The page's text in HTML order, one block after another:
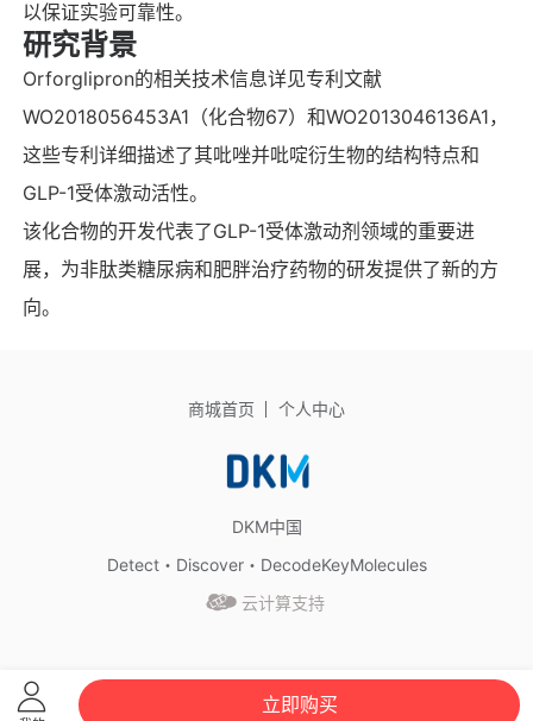
以保证实验可靠性。
研究背景
Orforglipron的相关技术信息详见专利文献
WO2018056453A1（化合物67）和WO2013046136A1，
这些专利详细描述了其吡唑并吡啶衍生物的结构特点和
GLP-1受体激动活性。
该化合物的开发代表了GLP-1受体激动剂领域的重要进
展，为非肽类糖尿病和肥胖治疗药物的研发提供了新的方
向。
商城首页 个人中心
DKM中国
Detect・Discover・DecodeKeyMolecules
云计算支持
立即购买